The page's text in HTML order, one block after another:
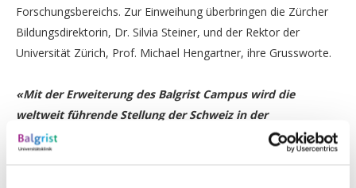
Forschungsbereichs. Zur Einweihung überbringen die Zürcher
Bildungsdirektorin, Dr. Silvia Steiner, und der Rektor der
Universität Zürich, Prof. Michael Hengartner, ihre Grussworte.
«Mit der Erweiterung des Balgrist Campus wird die
weltweit führende Stellung der Schweiz in der
muskuloskelettalen Medizin weiter ausgebaut. Die neuen
Plattformen stossen auf ein grosses Interesse, bereits vor